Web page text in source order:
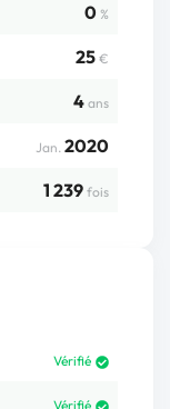
0 %
25 €
4 ans
Jan. 2020
1 239 fois
Vérifié
Vérifié